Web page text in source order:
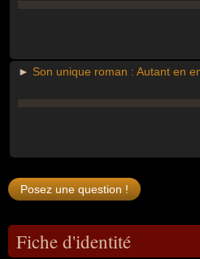
► Son unique roman : Autant en
Fiche d'identité